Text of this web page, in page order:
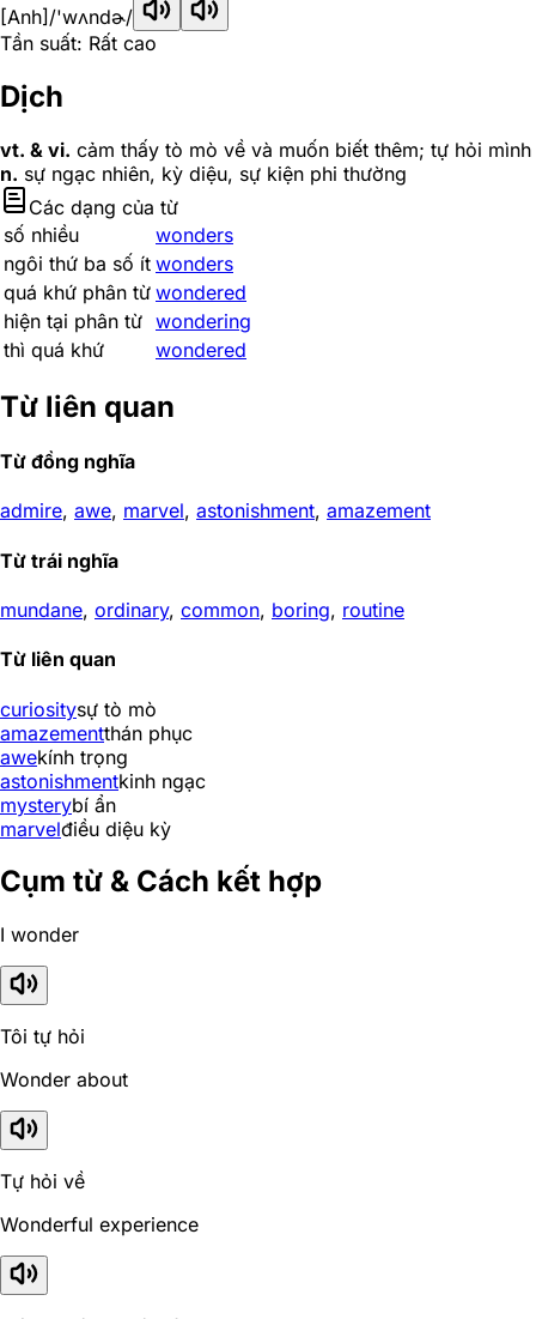
[Anh] /'wʌndɚ/
Tần suất: Rất cao
Dịch
vt. & vi. cảm thấy tò mò về và muốn biết thêm; tự hỏi mình
n. sự ngạc nhiên, kỳ diệu, sự kiện phi thường
Các dạng của từ
số nhiều
wonders
ngôi thứ ba số ít wonders
quá khứ phân từ wondered
hiện tại phân từ wondering
thì quá khứ
wondered
Từ liên quan
Từ đồng nghĩa
admire, awe, marvel, astonishment, amazement
Từ trái nghĩa
mundane, ordinary, common, boring, routine
Từ liên quan
curiositysự tò mò
amazementthán phục
awekính trọng
astonishmentkinh ngạc
mysterybí ẩn
marvelđiều diệu kỳ
Cụm từ & Cách kết hợp
I wonder
Tôi tự hỏi
Wonder about
Tự hỏi về
Wonderful experience